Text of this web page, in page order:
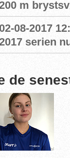
m
02-08-2017
serien
de